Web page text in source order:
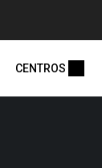
CENTROS